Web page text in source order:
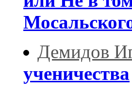
Демидов
ученичества